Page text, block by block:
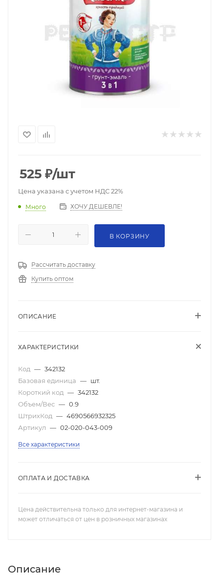
525 ₽/шт
Цена указана с учетом НДС 22%
Много ХОЧУ ДЕШЕВЛЕ!
В КОРЗИНУ
Рассчитать доставку
Купить оптом
ОПИСАНИЕ
ХАРАКТЕРИСТИКИ
Код — 342132
Базовая единица — шт.
Короткий код — 342132
Объем/Вес — 0.9
ШтрихКод — 4690566932325
Артикул — 02-020-043-009
Все характеристики
ОПЛАТА И ДОСТАВКА
Цена действительна только для интернет-магазина и
может отличаться от цен в розничных магазинах
Описание